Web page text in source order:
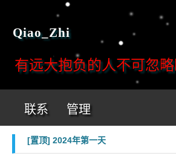
Qiao_Zhi
有远大抱负的人不可忽
联系 管理
[置顶] 2024年第一天